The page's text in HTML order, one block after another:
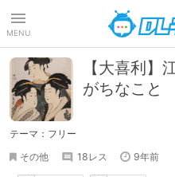
MENU
【大喜利】
がちなこと
テーマ：フリー
その他
18レス 9年前